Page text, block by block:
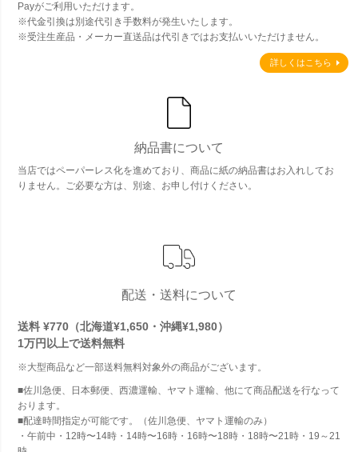
Payがご利用いただけます。
※代金引換は別途代引き手数料が発生いたします。
※受注生産品・メーカー直送品は代引きではお支払いいただけません。
詳しくはこちら
納品書について
当店ではペーパーレス化を進めており、商品に紙の納品書はお入れしてお
りません。ご必要な方は、別途、お申し付けください。
配送・送料について
送料 ¥770（北海道¥1,650・沖縄¥1,980）
1万円以上で送料無料
※大型商品など一部送料無料対象外の商品がございます。
■佐川急便、日本郵便、西濃運輸、ヤマト運輸、他にて商品配送を行なって
おります。
■配達時間指定が可能です。（佐川急便、ヤマト運輸のみ）
・午前中・12時〜14時・14時〜16時・16時〜18時・18時〜21時・19～21